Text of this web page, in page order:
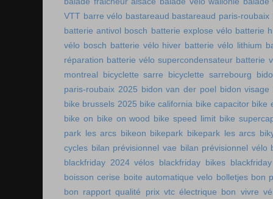
VTT barre vélo bastareaud bastareaud paris-roubaix
batterie antivol bosch batterie explose vélo batterie
vélo bosch batterie vélo hiver batterie vélo lithium
réparation batterie vélo supercondensateur batterie
montreal
bicyclette sarre bicyclette sarrebourg
paris-roubaix 2025 bidon van der poel bidon visage
bike brussels 2025 bike california bike capacitor bike
bike on bike on wood bike speed limit bike
park les arcs bikeon bikepark bikepark les arcs
cycles bilan prévisionnel vae bilan prévisionnel vélo
blackfriday 2024 vélos blackfriday bikes
boisson cerise boite automatique velo bolletjes bon
bon rapport qualité prix vtc électrique bon vivre